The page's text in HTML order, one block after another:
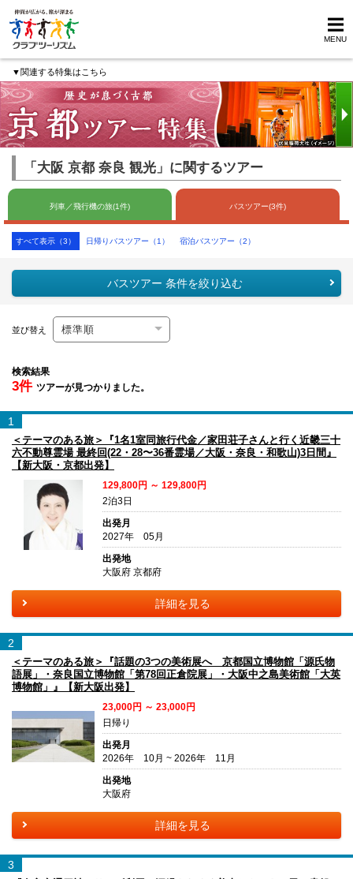
MENU
▼関連する特集はこちら
「大阪 京都 奈良 観光」に関するツアー
列車／飛行機の旅(1件) バスツアー(3件)
すべて表示（3） 日帰りバスツアー（1） 宿泊バスツアー（2）
バスツアー 条件を絞り込む
並び替え
検索結果
3件 ツアーが見つかりました。
1
＜テーマのある旅＞『1名1室同旅行代金／家田荘子さんと行く近畿三十
六不動尊霊場 最終回(22・28〜36番霊場／大阪・奈良・和歌山)3日間』
【新大阪・京都出発】
129,800円 ～ 129,800円
2泊3日
出発月
2027年 05月
出発地
大阪府 京都府
詳細を見る
2
＜テーマのある旅＞『話題の3つの美術展へ 京都国立博物館「源氏物
語展」・奈良国立博物館「第78回正倉院展」・大阪中之島美術館「大英
博物館」』【新大阪出発】
23,000円 ～ 23,000円
日帰り
出発月
2026年 10月 ~ 2026年 11月
出発地
大阪府
詳細を見る
3